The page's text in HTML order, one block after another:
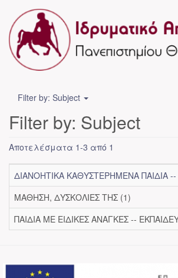
Filter by: Subject
Filter by: Subject
Αποτελέσματα 1-3 από 1
ΔΙΑΝΟΗΤΙΚΑ ΚΑΘΥΣΤΕΡΗΜΕΝΑ ΠΑΙΔΙΑ
ΜΑΘΗΣΗ, ΔΥΣΚΟΛΙΕΣ ΤΗΣ (1)
ΠΑΙΔΙΑ ΜΕ ΕΙΔΙΚΕΣ ΑΝΑΓΚΕΣ --